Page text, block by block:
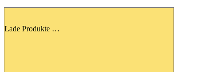
Lade Produkte …